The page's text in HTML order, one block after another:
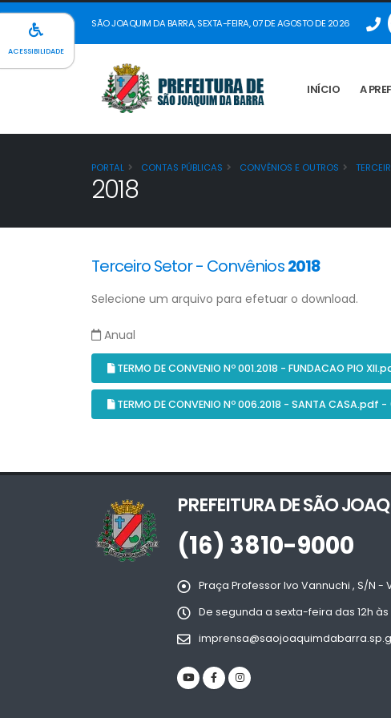
SÃO JOAQUIM DA BARRA, SEXTA-FEIRA, 07 DE AGOSTO DE 2026
INÍCIO A
PORTAL CONTAS PÚBLICAS CONVÊNIOS E OUTROS
2018
Terceiro Setor - Convênios2018
Selecione um arquivo para efetuar o download.
Anual
TERMO DE CONVENIO Nº 001.2018 - FUNDACAO PIO
TERMO DE CONVENIO Nº 006.2018 - SANTA CASA.pdf
PREFEITURA DE SÃO
(16) 3810-9000
Praça Professor Ivo Vannuchi , S/N -
De segunda a sexta-feira das 12h às
ACESSIBILIDADE